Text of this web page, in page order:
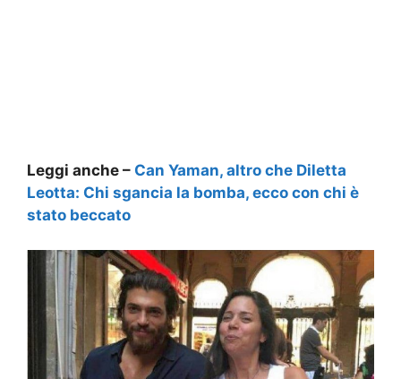
Leggi anche – Can Yaman, altro che Diletta
Leotta: Chi sgancia la bomba, ecco con chi è
stato beccato